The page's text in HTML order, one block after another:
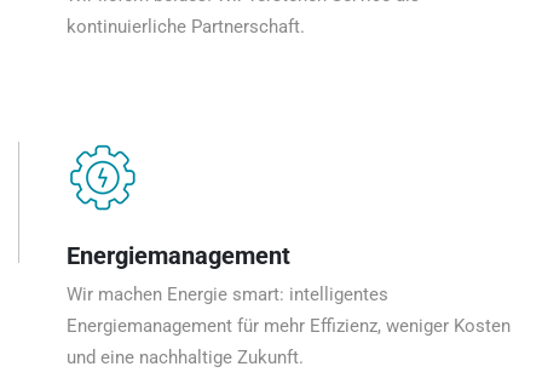
kontinuierliche Partnerschaft.
Energiemanagement
Wir machen Energie smart: intelligentes
Energiemanagement für mehr Effizienz, weniger Kosten
und eine nachhaltige Zukunft.